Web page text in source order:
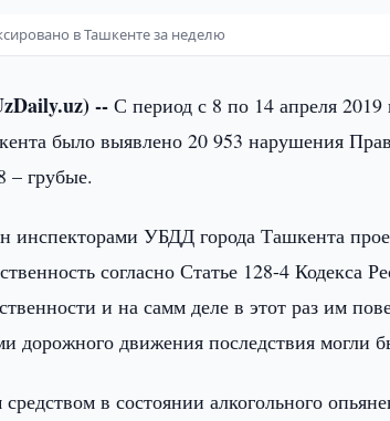
в Ташкенте за неделю
-- С период с 8 по 14 апреля
было выявлено 20 953 нарушения
– грубые.
инспекторами УБДД города Ташкента
согласно Статье 128-4 Кодекса
и на самм деле в этот раз им
дорожного движения последствия могли
в состоянии алкогольного